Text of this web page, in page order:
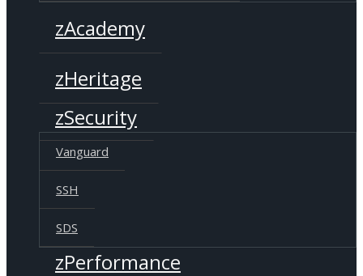
zAcademy
zHeritage
zSecurity
Vanguard
SSH
SDS
zPerformance